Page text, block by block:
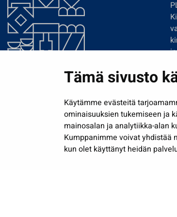
Tämä sivusto
Käytämme evästeitä
ominaisuuksien tukemiseen ja
mainosalan ja analytiikka-alan
Kumppanimme voivat yhdistää
kun olet käyttänyt heidän